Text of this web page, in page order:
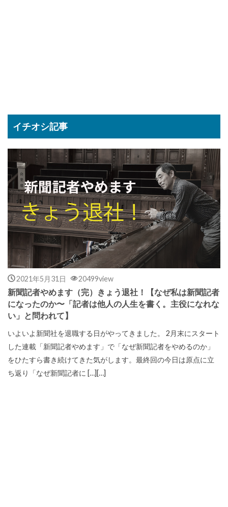
イチオシ記事
2021年5月31日 20499view
新聞記者やめます（完）きょう退社！【なぜ私は新聞記者
になったのか〜「記者は他人の人生を書く。主役になれな
い」と問われて】
いよいよ新聞社を退職する日がやってきました。 2月末にスタート
した連載「新聞記者やめます」で「なぜ新聞記者をやめるのか」
をひたすら書き続けてきた気がします。最終回の今日は原点に立
ち返り「なぜ新聞記者に […][…]